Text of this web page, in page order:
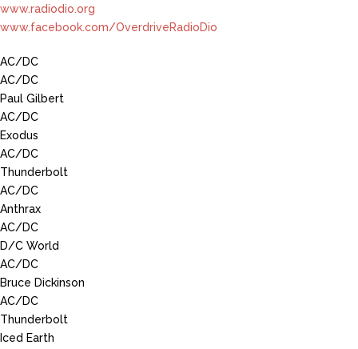
www.radiodio.org
www.facebook.com/OverdriveRadioDio
AC/DC
AC/DC
Paul Gilbert
AC/DC
Exodus
AC/DC
Thunderbolt
AC/DC
Anthrax
AC/DC
D/C World
AC/DC
Bruce Dickinson
AC/DC
Thunderbolt
Iced Earth